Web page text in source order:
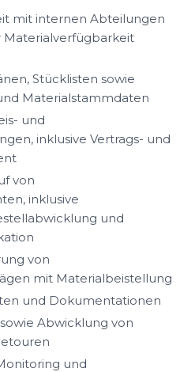
mit internen Abteilungen
Materialverfügbarkeit
Stücklisten sowie
Materialstammdaten
und
inklusive Vertrags- und
von
inklusive
und
von
mit Materialbeistellung
und Dokumentationen
Abwicklung von
und